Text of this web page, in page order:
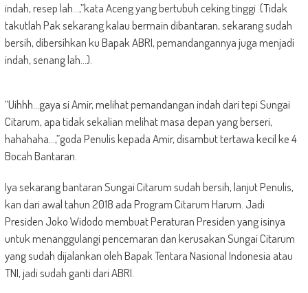
indah, resep lah…,”kata Aceng yang bertubuh ceking tinggi .(Tidak
takutlah Pak sekarang kalau bermain dibantaran, sekarang sudah
bersih, dibersihkan ku Bapak ABRI, pemandangannya juga menjadi
indah, senang lah…).
“Uihhh…gaya si Amir, melihat pemandangan indah dari tepi Sungai
Citarum, apa tidak sekalian melihat masa depan yang berseri,
hahahaha…,”goda Penulis kepada Amir, disambut tertawa kecil ke 4
Bocah Bantaran.
Iya sekarang bantaran Sungai Citarum sudah bersih, lanjut Penulis,
kan dari awal tahun 2018 ada Program Citarum Harum. Jadi
Presiden Joko Widodo membuat Peraturan Presiden yang isinya
untuk menanggulangi pencemaran dan kerusakan Sungai Citarum
yang sudah dijalankan oleh Bapak Tentara Nasional Indonesia atau
TNI, jadi sudah ganti dari ABRI.